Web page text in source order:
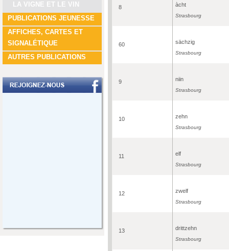
LA VIGNE ET LE VIN
PUBLICATIONS JEUNESSE
AFFICHES, CARTES ET
SIGNALÉTIQUE
AUTRES PUBLICATIONS
8 àcht
Strasbourg
60 sächzig
Strasbourg
9 niin
Strasbourg
10 zehn
Strasbourg
11 elf
Strasbourg
12 zwelf
Strasbourg
13 drittzehn
Strasbourg